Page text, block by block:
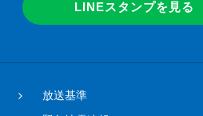
LINEスタンプを見る
放送基準